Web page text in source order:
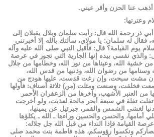
أذهب عنا الحزن وأقر عيني.
وعترتها:
ذر رحمة الله قال: رأيت سلمان وبلال يقبلان إلى
فقال له سلمان: يا مولاي، سألتك بالله إلا أخبرتني
يوم القيامة؟ قال: فأقبل النبي صلى الله عليه وآله
والذي نفسي بيده إنها الجارية التي تجوز في عرصة
من خشية الله، وعيناها من نور الله، وخطامها من جلال
وسنامها من رضوان الله، وذنبها من قدس الله،
إن مشت سبحت، وإن رغت قدست، عليها هودج من
فخلقت، وصنعت ومثلت (من) ثلاثة أصناف: فأولها
العنبر الأشهب، وآخرها من الزعفران الأحمر
تفلت تفلة في سبعة أبحر مالحة لعذبت، ولو أخرجت
لغشي الشمس والقمر، جبرئيل عن يمينها،
أمامها، والحسن والحسين وراءها ـ الله ـ يكلؤها
القيامة فإذا النداء من قبل الله جل جلاله:
ونكسوا رؤوسكم، هذه فاطمة بنت محمد صلى